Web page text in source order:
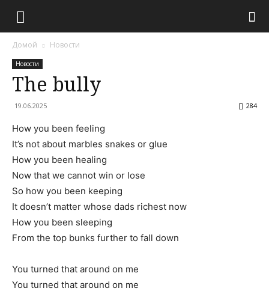
Домой Новости
Новости
The bully
19.06.2025 284
How you been feeling
It’s not about marbles snakes or glue
How you been healing
Now that we cannot win or lose
So how you been keeping
It doesn’t matter whose dads richest now
How you been sleeping
From the top bunks further to fall down
You turned that around on me
You turned that around on me